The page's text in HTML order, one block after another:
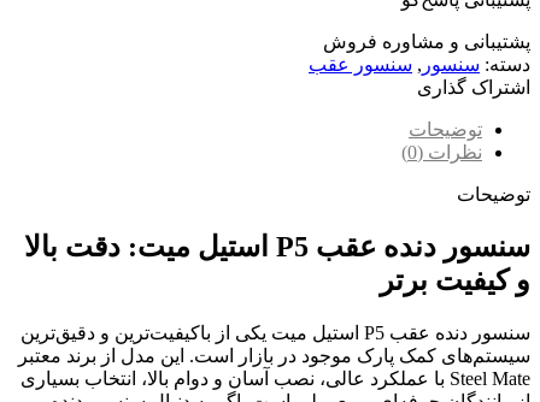
پشتیبانی و مشاوره فروش
دسته: سنسور , سنسور عقب
اشتراک گذاری
توضیحات
نظرات (0)
توضیحات
سنسور دنده عقب P5 استیل میت: دقت بالا
و کیفیت برتر
سنسور دنده عقب P5 استیل میت یکی از باکیفیت‌ترین و دقیق‌ترین
سیستم‌های کمک پارک موجود در بازار است. این مدل از برند معتبر
Steel Mate با عملکرد عالی، نصب آسان و دوام بالا، انتخاب بسیاری